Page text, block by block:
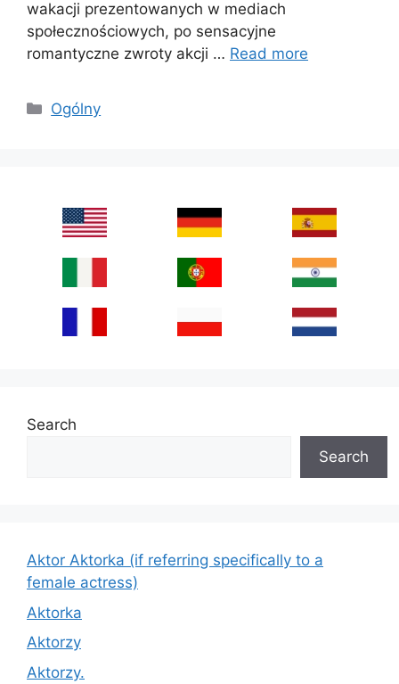
wakacji prezentowanych w mediach
społecznościowych, po sensacyjne
romantyczne zwroty akcji … Read more
Categories
Ogólny
Search
Search
Aktor Aktorka (if referring specifically to a
female actress)
Aktorka
Aktorzy
Aktorzy.